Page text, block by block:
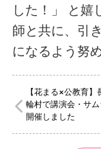
した！」 と嬉
師と共に、引
になるよう努
【花まる×公教育】
輪村で講演会・サ
開催しました